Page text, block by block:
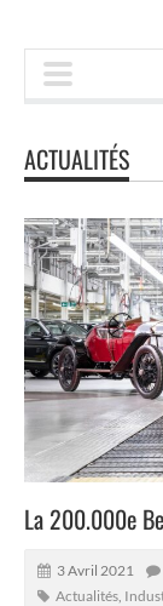
ACTUALITÉS
La 200.000e
3 Avril 2021
Actualités